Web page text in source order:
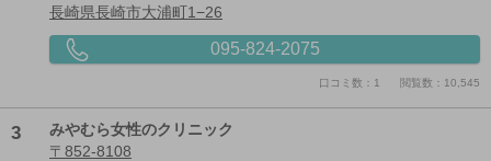
長崎県長崎市大浦町1−26
095-824-2075
口コミ数：1 閲覧数：10,545
3
みやむら女性のクリニック
〒852-8108